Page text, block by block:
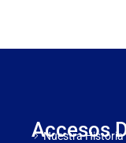
Accesos
Nuestra Historia